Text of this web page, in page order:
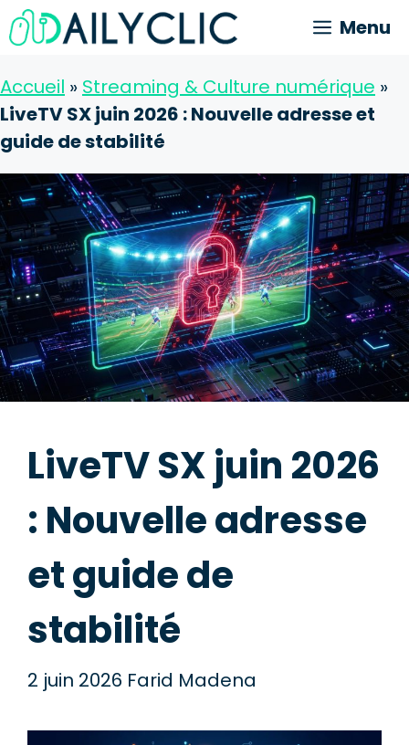
Aller
au
Menu
Accueil » Streaming & Culture numérique »
LiveTV SX juin 2026 : Nouvelle adresse et
guide de stabilité
LiveTV SX juin 2026
: Nouvelle adresse
et guide de
stabilité
2 juin 2026 Farid Madena